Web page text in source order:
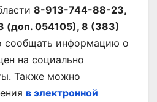
8-913-744-88-23,
(доп. 054105), 8 (383)
сообщать информацию о
на социально
Также можно
в электронной